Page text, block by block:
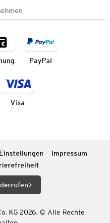
PayPal
Visa
Impressum
KG 2026. © Alle Rechte